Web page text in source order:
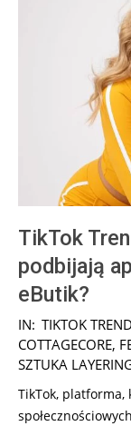
TikTok
podbijają
eButik?
2025-
01-
19
IN: TIKTOK
COTTAGECORE,
SZTUKA
TikTok, platforma,